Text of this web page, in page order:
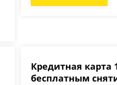
Кредитная карта
бесплатным